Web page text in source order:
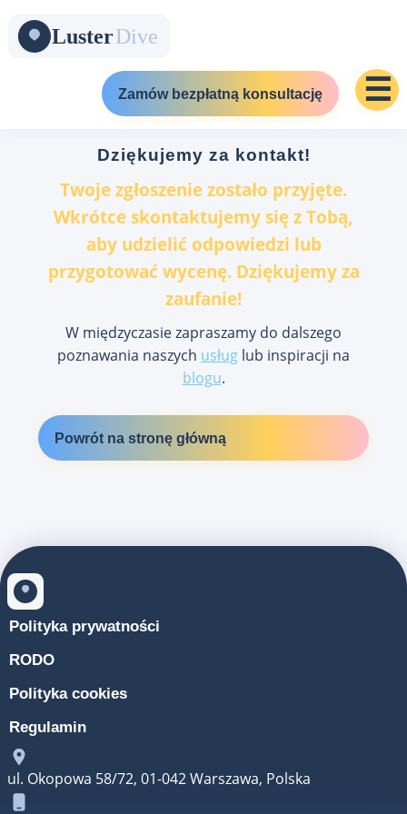
Zamów bezpłatną konsultację ☰
Dziękujemy za kontakt!
Twoje zgłoszenie zostało przyjęte.
Wkrótce skontaktujemy się z Tobą,
aby udzielić odpowiedzi lub
przygotować wycenę. Dziękujemy za
zaufanie!
W międzyczasie zapraszamy do dalszego
poznawania naszych usług lub inspiracji na
blogu.
Powrót na stronę główną
Polityka prywatności
RODO
Polityka cookies
Regulamin
ul. Okopowa 58/72, 01-042 Warszawa, Polska